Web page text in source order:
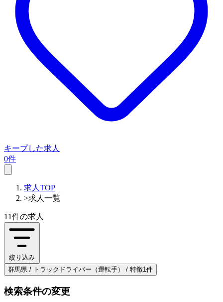
キープした求人
0件
求人TOP
>求人一覧
11件の求人
絞り込み
群馬県 / トラックドライバー（運転手） / 特徴1件
検索条件の変更